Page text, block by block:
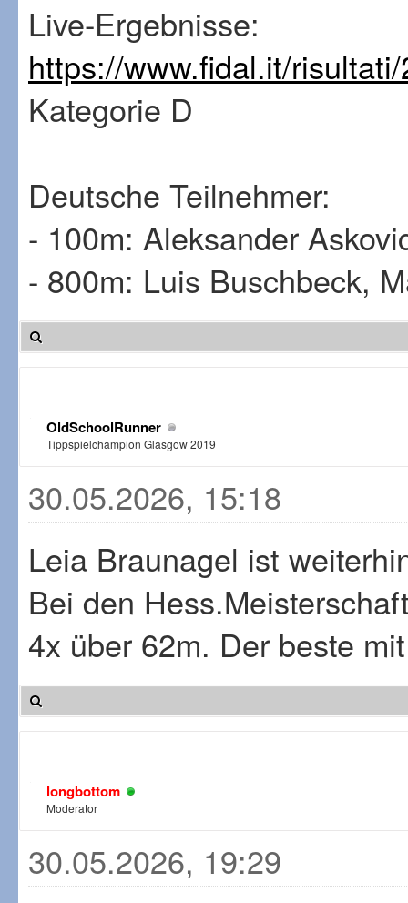
Live-Ergebnisse:
https://www.fidal.it/
Kategorie D
Deutsche Teilnehmer:
- 100m: Aleksander
- 800m: Luis Buschbeck,
OldSchoolRunner
Tippspielchampion Glasgow 2019
30.05.2026, 15:18
Leia Braunagel ist
Bei den
4x über 62m. Der beste
longbottom
Moderator
30.05.2026, 19:29